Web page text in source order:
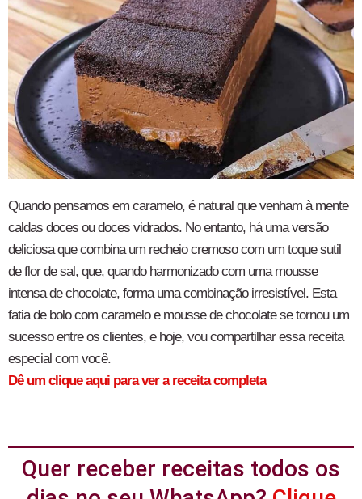
Quando pensamos em caramelo, é natural que venham à mente
caldas doces ou doces vidrados. No entanto, há uma versão
deliciosa que combina um recheio cremoso com um toque sutil
de flor de sal, que, quando harmonizado com uma mousse
intensa de chocolate, forma uma combinação irresistível. Esta
fatia de bolo com caramelo e mousse de chocolate se tornou um
sucesso entre os clientes, e hoje, vou compartilhar essa receita
especial com você.
Dê um clique aqui para ver a receita completa
Quer receber receitas todos os